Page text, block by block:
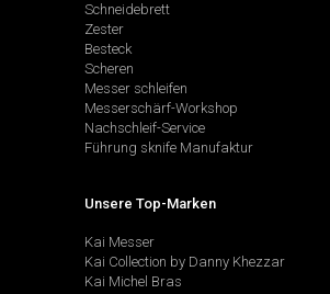
Schneidebrett
Zester
Besteck
Scheren
Messer schleifen
Messerschärf-Workshop
Nachschleif-Service
Führung sknife Manufaktur
Unsere Top-Marken
Kai Messer
Kai Collection by Danny Khezzar
Kai Michel Bras